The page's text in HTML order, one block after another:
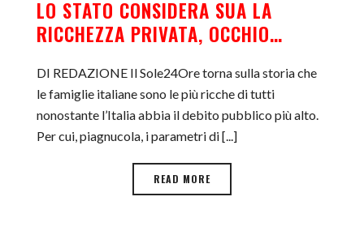
LO STATO CONSIDERA SUA LA
RICCHEZZA PRIVATA, OCCHIO…
DI REDAZIONE Il Sole24Ore torna sulla storia che
le famiglie italiane sono le più ricche di tutti
nonostante l’Italia abbia il debito pubblico più alto.
Per cui, piagnucola, i parametri di [...]
READ MORE